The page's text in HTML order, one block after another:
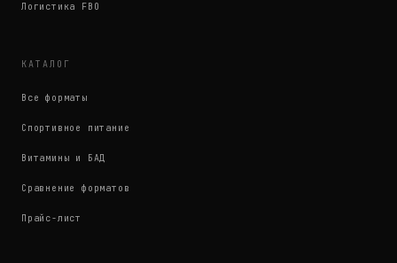
Логистика FBO
КАТАЛОГ
Все форматы
Спортивное питание
Витамины и БАД
Сравнение форматов
Прайс-лист